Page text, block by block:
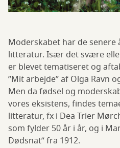
Moderskabet har de
litteratur. Især det svære
er blevet tematiseret og
”Mit arbejde” af Olga Ravn
Men da fødsel og
vores eksistens, findes
litteratur, fx i Dea Trier
som fylder 50 år i år, og i
Dødsnat” fra 1912.